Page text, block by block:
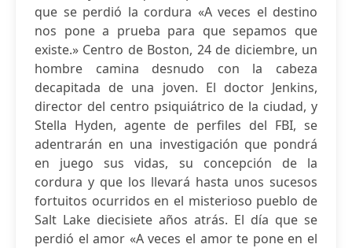
que se perdió la cordura «A veces el destino
nos pone a prueba para que sepamos que
existe.» Centro de Boston, 24 de diciembre, un
hombre camina desnudo con la cabeza
decapitada de una joven. El doctor Jenkins,
director del centro psiquiátrico de la ciudad, y
Stella Hyden, agente de perfiles del FBI, se
adentrarán en una investigación que pondrá
en juego sus vidas, su concepción de la
cordura y que los llevará hasta unos sucesos
fortuitos ocurridos en el misterioso pueblo de
Salt Lake diecisiete años atrás. El día que se
perdió el amor «A veces el amor te pone en el